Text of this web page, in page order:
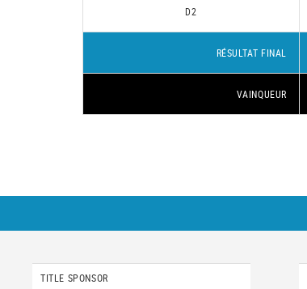
D2
RÉSULTAT FINAL
VAINQUEUR
TITLE SPONSOR